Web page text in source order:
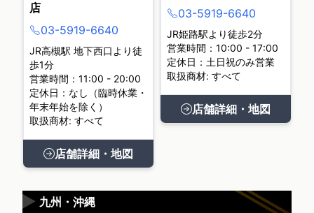
店
03-5919-6640
JR高槻駅 地下西口より徒
歩1分
営業時間：11:00 - 20:00
定休日：なし（臨時休業・
年末年始を除く）
取扱商材: すべて
店舗詳細・地図
03-5919-6640
JR姫路駅より徒歩2分
営業時間：10:00 - 17:00
定休日：土日祝のみ営業
取扱商材: すべて
店舗詳細・地図
九州・沖縄
▶